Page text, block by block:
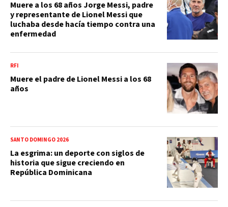
Muere a los 68 años Jorge Messi, padre
y representante de Lionel Messi que
luchaba desde hacía tiempo contra una
enfermedad
RFI
Muere el padre de Lionel Messi a los 68
años
SANTO DOMINGO 2026
La esgrima: un deporte con siglos de
historia que sigue creciendo en
República Dominicana